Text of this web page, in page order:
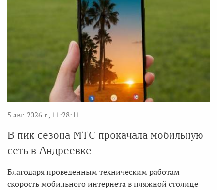
5 авг. 2026 г., 11:28:11
В пик сезона МТС прокачала мобильную
сеть в Андреевке
Благодаря проведенным техническим работам
скорость мобильного интернета в пляжной столице